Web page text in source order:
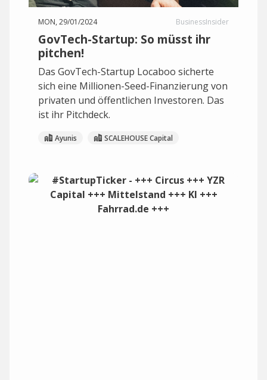
MON, 29/01/2024 BusinessInsider
GovTech-Startup: So müsst ihr
pitchen!
Das GovTech-Startup Locaboo sicherte
sich eine Millionen-Seed-Finanzierung von
privaten und öffentlichen Investoren. Das
ist ihr Pitchdeck.
Ayunis SCALEHOUSE Capital